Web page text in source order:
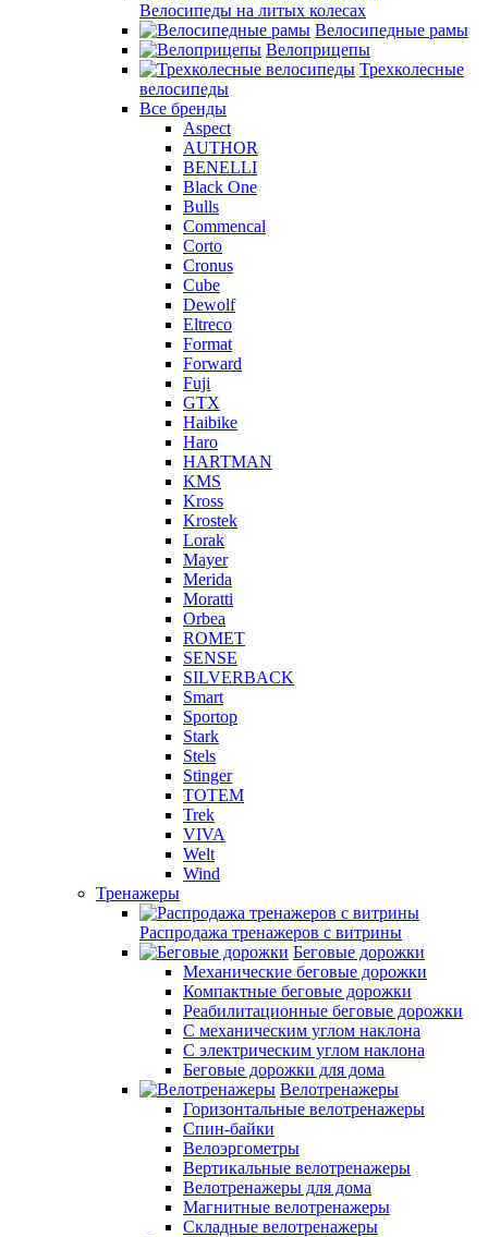
Велосипеды на литых колесах
Велосипедные рамы
Велоприцепы
Трехколесные
велосипеды
Все бренды
Aspect
AUTHOR
BENELLI
Black One
Bulls
Commencal
Corto
Cronus
Cube
Dewolf
Eltreco
Format
Forward
Fuji
GTX
Haibike
Haro
HARTMAN
KMS
Kross
Krostek
Lorak
Mayer
Merida
Moratti
Orbea
ROMET
SENSE
SILVERBACK
Smart
Sportop
Stark
Stels
Stinger
TOTEM
Trek
VIVA
Welt
Wind
Тренажеры
Распродажа тренажеров с витрины
Беговые дорожки
Механические беговые дорожки
Компактные беговые дорожки
Реабилитационные беговые дорожки
С механическим углом наклона
С электрическим углом наклона
Беговые дорожки для дома
Велотренажеры
Горизонтальные велотренажеры
Спин-байки
Велоэргометры
Вертикальные велотренажеры
Велотренажеры для дома
Магнитные велотренажеры
Складные велотренажеры